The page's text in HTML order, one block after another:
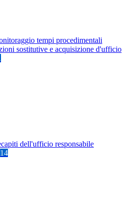
tempi procedimentali
sostitutive e acquisizione d'ufficio
dell'ufficio responsabile
14